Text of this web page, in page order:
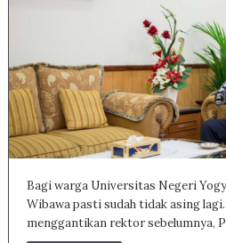
Bagi warga Universitas Negeri
Wibawa pasti sudah tidak asing
menggantikan rektor sebelumnya,